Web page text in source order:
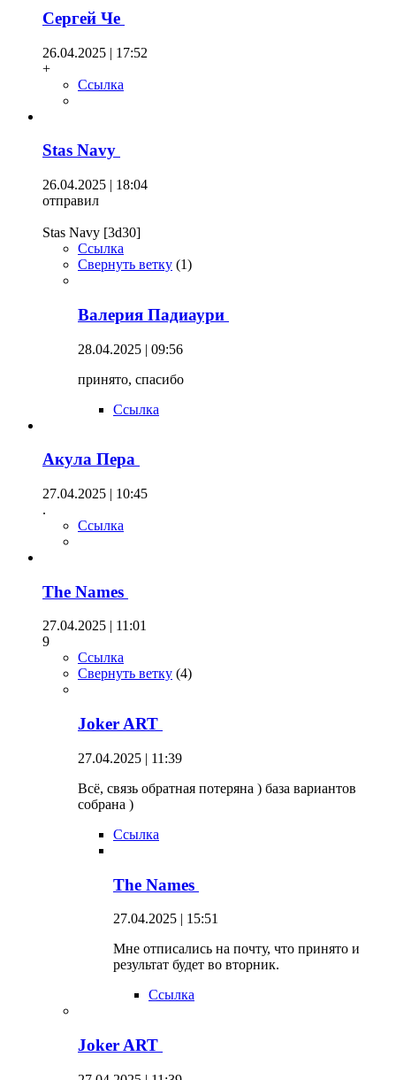
Сергей Че
26.04.2025 | 17:52
+
Ссылка
Stas Navy
26.04.2025 | 18:04
отправил
Stas Navy [3d30]
Ссылка
Свернуть ветку (1)
Валерия Падиаури
28.04.2025 | 09:56
принято, спасибо
Ссылка
Акула Пера
27.04.2025 | 10:45
.
Ссылка
The Names
27.04.2025 | 11:01
9
Ссылка
Свернуть ветку (4)
Joker ART
27.04.2025 | 11:39
Всё, связь обратная потеряна ) база вариантов
собрана )
Ссылка
The Names
27.04.2025 | 15:51
Мне отписались на почту, что принято и
результат будет во вторник.
Ссылка
Joker ART